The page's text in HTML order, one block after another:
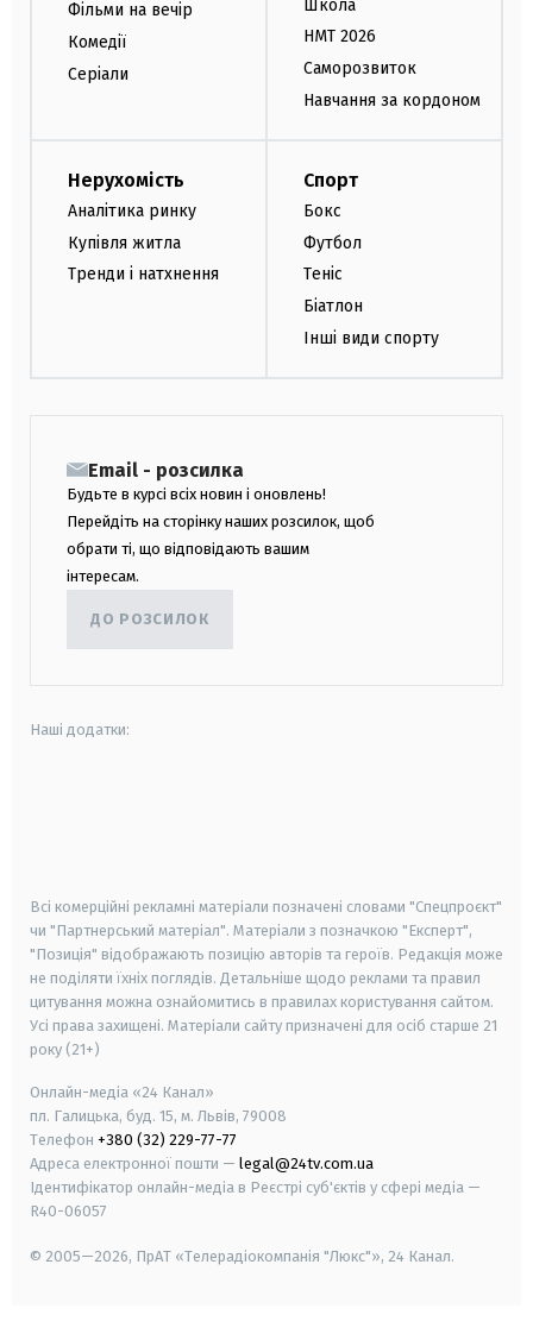
Фільми на вечір
Комедії
Серіали
Школа
НМТ 2026
Саморозвиток
Навчання за кордоном
Нерухомість
Аналітика ринку
Купівля житла
Тренди і натхнення
Спорт
Бокс
Футбол
Теніс
Біатлон
Інші види спорту
Email - розсилка
Будьте в курсі всіх новин і оновлень!
Перейдіть на сторінку наших розсилок, щоб
обрати ті, що відповідають вашим
інтересам.
ДО РОЗСИЛОК
Наші додатки:
Всі комерційні рекламні матеріали позначені словами "Спецпроєкт"
чи "Партнерський матеріал". Матеріали з позначкою "Експерт",
"Позиція" відображають позицію авторів та героїв. Редакція може
не поділяти їхніх поглядів. Детальніше щодо реклами та правил
цитування можна ознайомитись в правилах користування сайтом.
Усі права захищені. Матеріали сайту призначені для осіб старше 21
року (21+)
Онлайн-медіа «24 Канал»
пл. Галицька, буд. 15, м. Львів, 79008
Телефон +380 (32) 229-77-77
Адреса електронної пошти — legal@24tv.com.ua
Ідентифікатор онлайн-медіа в Реєстрі суб'єктів у сфері медіа —
R40-06057
© 2005—2026, ПрАТ «Телерадіокомпанія "Люкс"», 24 Канал.